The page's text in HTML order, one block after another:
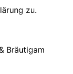
zu.
Bräutigam